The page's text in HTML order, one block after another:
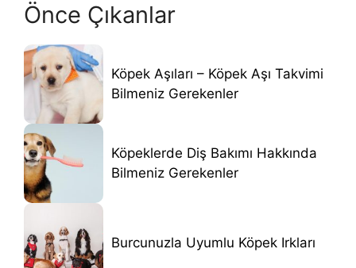
Önce Çıkanlar
Köpek Aşıları – Köpek Aşı Takvimi
Bilmeniz Gerekenler
Köpeklerde Diş Bakımı Hakkında
Bilmeniz Gerekenler
Burcunuzla Uyumlu Köpek Irkları